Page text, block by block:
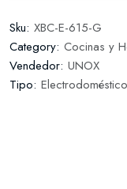
Sku: XBC-E-615-G
Category: Cocinas y
Vendedor: UNOX
Tipo: